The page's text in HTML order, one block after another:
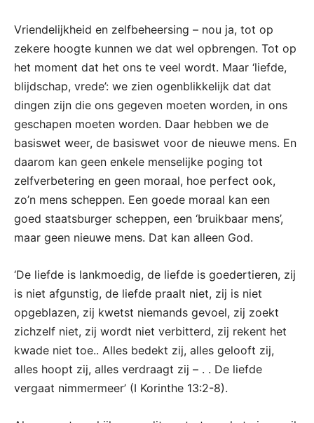
Vriendelijkheid en zelfbeheersing – nou ja, tot op
zekere hoogte kunnen we dat wel opbrengen. Tot op
het moment dat het ons te veel wordt. Maar ‘liefde,
blijdschap, vrede’: we zien ogenblikkelijk dat dat
dingen zijn die ons gegeven moeten worden, in ons
geschapen moeten worden. Daar hebben we de
basiswet weer, de basiswet voor de nieuwe mens. En
daarom kan geen enkele menselijke poging tot
zelfverbetering en geen moraal, hoe perfect ook,
zo’n mens scheppen. Een goede moraal kan een
goed staatsburger scheppen, een ‘bruikbaar mens’,
maar geen nieuwe mens. Dat kan alleen God.
‘De liefde is lankmoedig, de liefde is goedertieren, zij
is niet afgunstig, de liefde praalt niet, zij is niet
opgeblazen, zij kwetst niemands gevoel, zij zoekt
zichzelf niet, zij wordt niet verbitterd, zij rekent het
kwade niet toe.. Alles bedekt zij, alles gelooft zij,
alles hoopt zij, alles verdraagt zij – . . De liefde
vergaat nimmermeer’ (I Korinthe 13:2-8).